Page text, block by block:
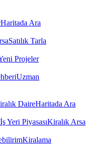
Haritada Ara
Satılık Tarla
Projeler
Uzman
DaireHaritada Ara
Yeri PiyasasıKiralık Arsa
Kiralama